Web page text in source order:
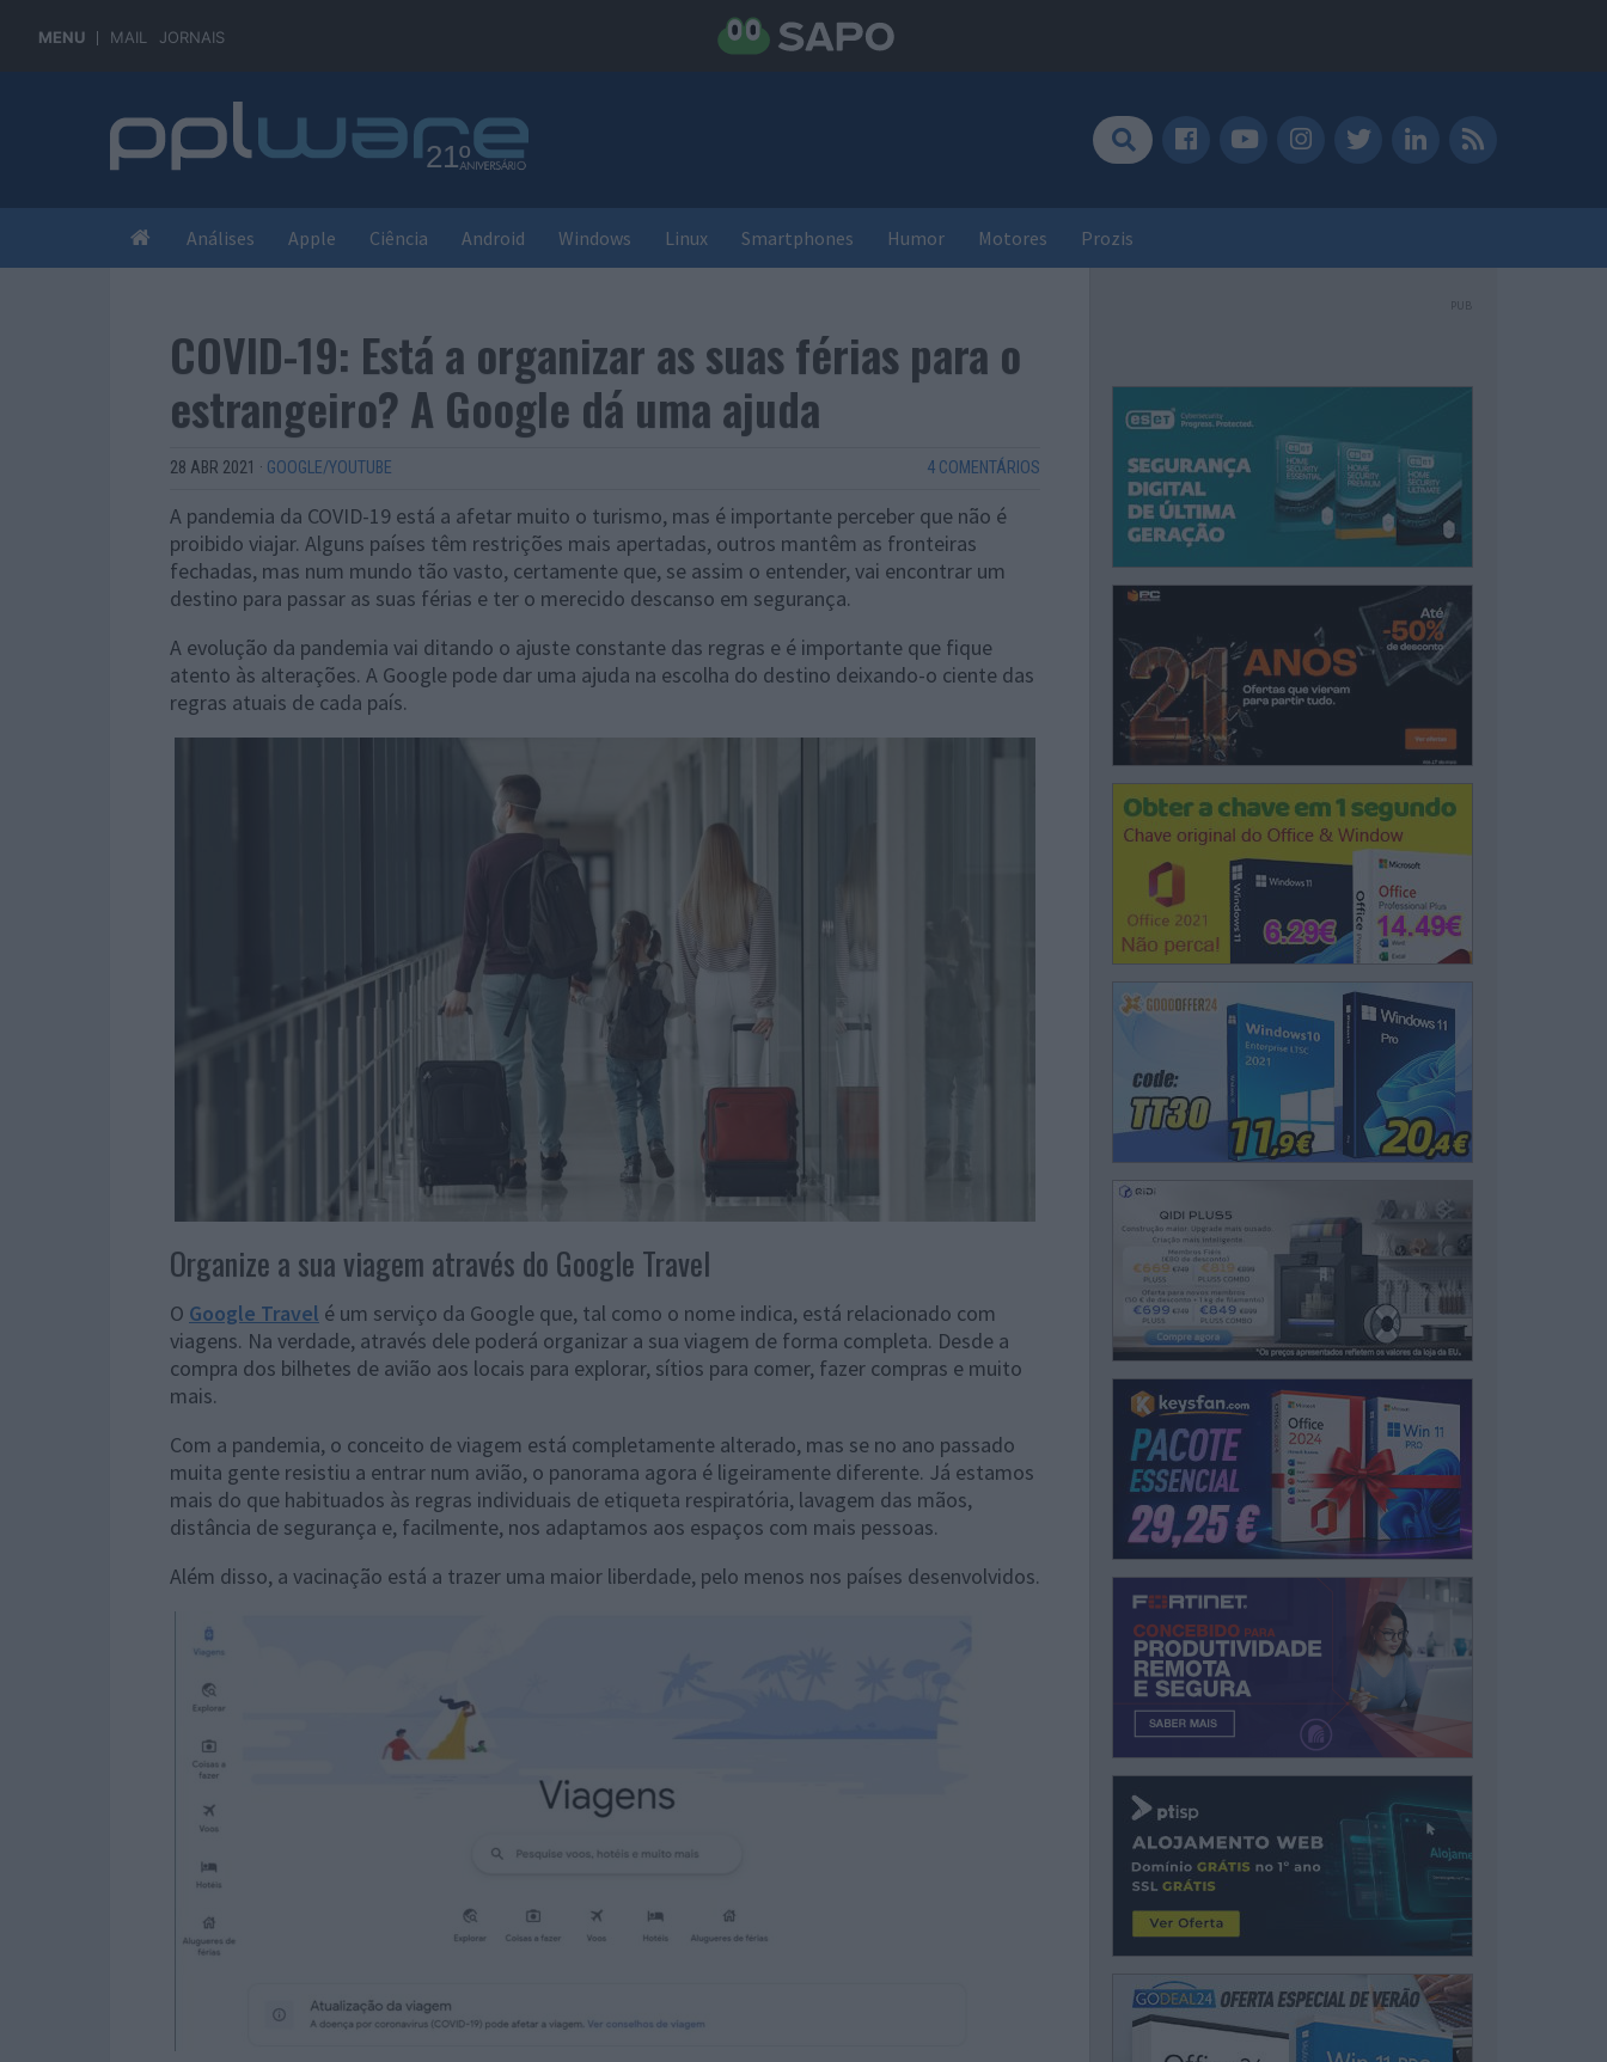
MENU MAIL JORNAIS
Análises Apple Ciência Android Windows Linux Smartphones Humor Motores Prozis
COVID-19: Está a organizar as suas férias para o
estrangeiro? A Google dá uma ajuda
28 ABR 2021 · GOOGLE/YOUTUBE 4 COMENTÁRIOS
A pandemia da COVID-19 está a afetar muito o turismo, mas é importante perceber que não é
proibido viajar. Alguns países têm restrições mais apertadas, outros mantêm as fronteiras
fechadas, mas num mundo tão vasto, certamente que, se assim o entender, vai encontrar um
destino para passar as suas férias e ter o merecido descanso em segurança.
A evolução da pandemia vai ditando o ajuste constante das regras e é importante que fique
atento às alterações. A Google pode dar uma ajuda na escolha do destino deixando-o ciente das
regras atuais de cada país.
Organize a sua viagem através do Google Travel
O Google Travel é um serviço da Google que, tal como o nome indica, está relacionado com
viagens. Na verdade, através dele poderá organizar a sua viagem de forma completa. Desde a
compra dos bilhetes de avião aos locais para explorar, sítios para comer, fazer compras e muito
mais.
Com a pandemia, o conceito de viagem está completamente alterado, mas se no ano passado
muita gente resistiu a entrar num avião, o panorama agora é ligeiramente diferente. Já estamos
mais do que habituados às regras individuais de etiqueta respiratória, lavagem das mãos,
distância de segurança e, facilmente, nos adaptamos aos espaços com mais pessoas.
Além disso, a vacinação está a trazer uma maior liberdade, pelo menos nos países desenvolvidos.
PUB